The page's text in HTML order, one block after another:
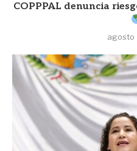
COPPPAL denuncia
agosto